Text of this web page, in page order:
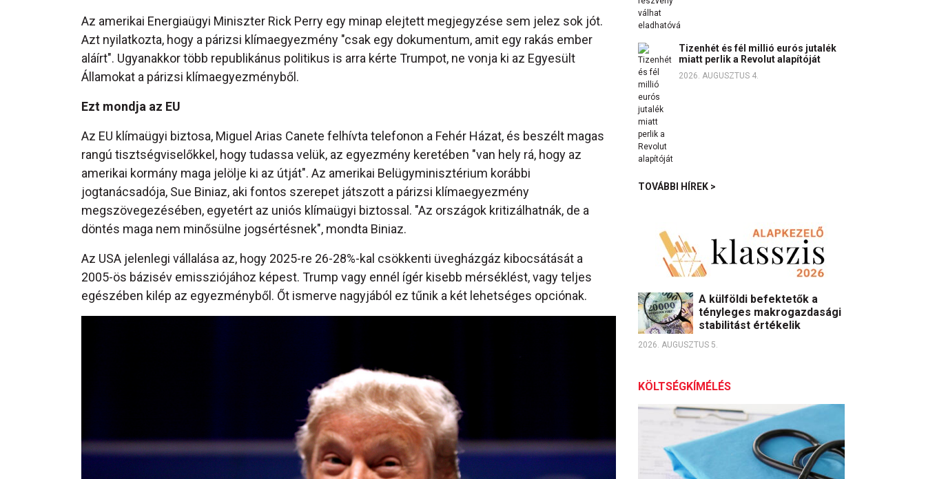
Az amerikai Energiaügyi Miniszter Rick Perry egy minap elejtett megjegyzése sem jelez sok jót.
Azt nyilatkozta, hogy a párizsi klímaegyezmény "csak egy dokumentum, amit egy rakás ember
aláírt". Ugyanakkor több republikánus politikus is arra kérte Trumpot, ne vonja ki az Egyesült
Államokat a párizsi klímaegyezményből.
Ezt mondja az EU
Az EU klímaügyi biztosa, Miguel Arias Canete felhívta telefonon a Fehér Házat, és beszélt magas
rangú tisztségviselőkkel, hogy tudassa velük, az egyezmény keretében "van hely rá, hogy az
amerikai kormány maga jelölje ki az útját". Az amerikai Belügyminisztérium korábbi
jogtanácsadója, Sue Biniaz, aki fontos szerepet játszott a párizsi klímaegyezmény
megszövegezésében, egyetért az uniós klímaügyi biztossal. "Az országok kritizálhatnák, de a
döntés maga nem minősülne jogsértésnek", mondta Biniaz.
Az USA jelenlegi vállalása az, hogy 2025-re 26-28%-kal csökkenti üvegházgáz kibocsátását a
2005-ös bázisév emissziójához képest. Trump vagy ennél ígér kisebb mérséklést, vagy teljes
egészében kilép az egyezményből. Őt ismerve nagyjából ez tűnik a két lehetséges opciónak.
Tizenhét és fél millió eurós jutalék
miatt perlik a Revolut alapítóját
2026. AUGUSZTUS 4.
TOVÁBBI HÍREK >
A külföldi befektetők a
tényleges makrogazdasági
stabilitást értékelik
2026. AUGUSZTUS 5.
KÖLTSÉGKÍMÉLÉS